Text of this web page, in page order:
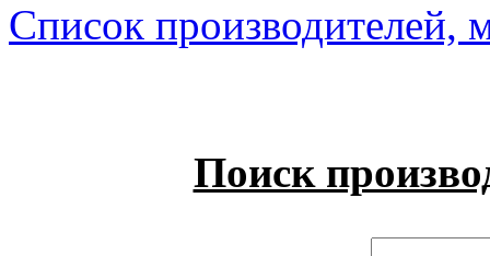
Список производителей,
Поиск